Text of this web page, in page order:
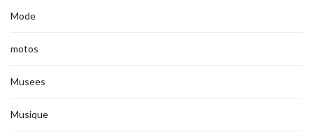
Mode
motos
Musees
Musique